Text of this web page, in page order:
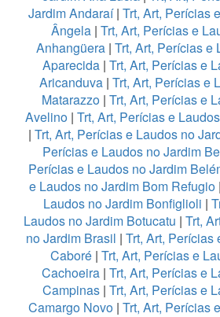
Jardim Andaraí| Trt, Art, Perícias
Ângela| Trt, Art, Perícias e
Anhangüera | Trt, Art, Perícias e
Aparecida| Trt, Art, Perícias e
Aricanduva| Trt, Art, Perícias e
Matarazzo | Trt, Art, Perícias e
Avelino| Trt, Art, Perícias e
| Trt, Art, Perícias e Laudos no
Perícias e Laudos no Jardim
Perícias e Laudos no Jardim
e Laudos no Jardim Bom Refugio |
Laudos no Jardim Bonfiglioli |
Laudos no Jardim Botucatu | Trt,
no Jardim Brasil | Trt, Art, Perícias
Caboré| Trt, Art, Perícias e
Cachoeira | Trt, Art, Perícias e
Campinas| Trt, Art, Perícias e
Camargo Novo | Trt, Art, Perícias